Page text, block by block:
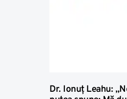
Dr. Ionuț Leahu: